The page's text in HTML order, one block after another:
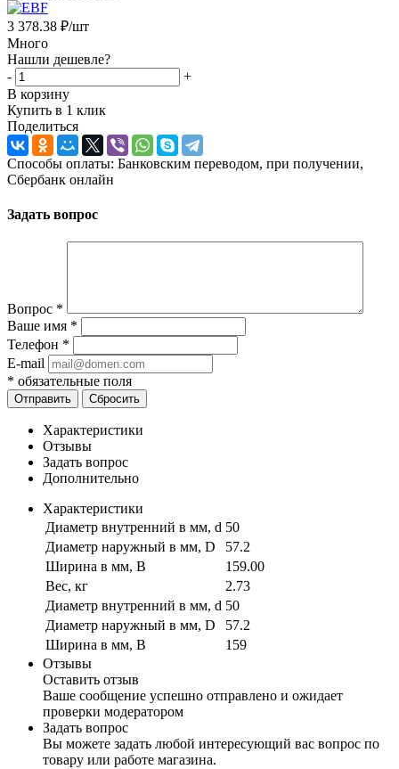
3 378.38 ₽/шт
Много
Нашли дешевле?
-
+
В корзину
Купить в 1 клик
Поделиться
Способы оплаты: Банковским переводом, при получении,
Сбербанк онлайн
Задать вопрос
Вопрос *
Ваше имя *
Телефон *
E-mail
* обязательные поля
Отправить Сбросить
Характеристики
Отзывы
Задать вопрос
Дополнительно
Характеристики
Диаметр внутренний в мм, d 50
Диаметр наружный в мм, D
57.2
Ширина в мм, B
159.00
Вес, кг
2.73
Диаметр внутренний в мм, d 50
Диаметр наружный в мм, D
57.2
Ширина в мм, B
159
Отзывы
Оставить отзыв
Ваше сообщение успешно отправлено и ожидает
проверки модератором
Задать вопрос
Вы можете задать любой интересующий вас вопрос по
товару или работе магазина.